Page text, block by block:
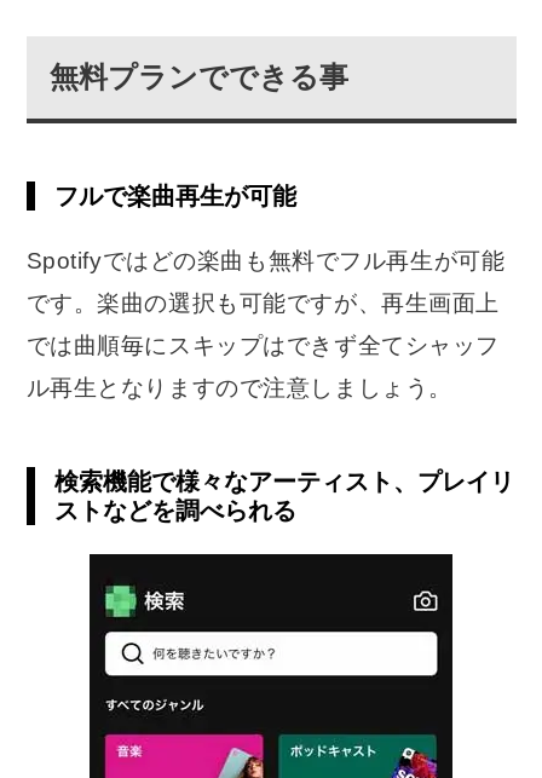
無料プランでできる事
フルで楽曲再生が可能
Spotifyではどの楽曲も無料でフル再生が可能
です。楽曲の選択も可能ですが、再生画面上
では曲順毎にスキップはできず全てシャッフ
ル再生となりますので注意しましょう。
検索機能で様々なアーティスト、プレイリ
ストなどを調べられる